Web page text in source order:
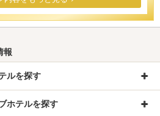
報
ルを探す
ホテルを探す